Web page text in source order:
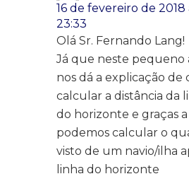
16 de fevereiro de 2018
23:33
Olá Sr. Fernando Lang!
Já que neste pequeno
nos dá a explicação de
calcular a distância da
do horizonte e graças a
podemos calcular o
visto de um navio/ilha
linha do horizonte